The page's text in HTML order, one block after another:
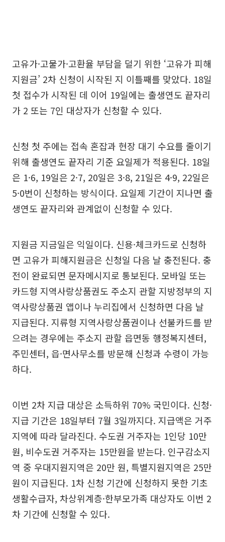
고유가·고물가·고환율 부담을 덜기 위한 ‘고유가 피해
지원금’ 2차 신청이 시작된 지 이틀째를 맞았다. 18일
첫 접수가 시작된 데 이어 19일에는 출생연도 끝자리
가 2 또는 7인 대상자가 신청할 수 있다.
신청 첫 주에는 접속 혼잡과 현장 대기 수요를 줄이기
위해 출생연도 끝자리 기준 요일제가 적용된다. 18일
은 1·6, 19일은 2·7, 20일은 3·8, 21일은 4·9, 22일은
5·0번이 신청하는 방식이다. 요일제 기간이 지나면 출
생연도 끝자리와 관계없이 신청할 수 있다.
지원금 지금일은 익일이다. 신용·체크카드로 신청하
면 고유가 피해지원금은 신청일 다음 날 충전된다. 충
전이 완료되면 문자메시지로 통보된다. 모바일 또는
카드형 지역사랑상품권도 주소지 관할 지방정부의 지
역사랑상품권 앱이나 누리집에서 신청하면 다음 날
지급된다. 지류형 지역사랑상품권이나 선불카드를 받
으려는 경우에는 주소지 관할 읍면동 행정복지센터,
주민센터, 읍·면사무소를 방문해 신청과 수령이 가능
하다.
이번 2차 지급 대상은 소득하위 70% 국민이다. 신청·
지급 기간은 18일부터 7월 3일까지다. 지급액은 거주
지역에 따라 달라진다. 수도권 거주자는 1인당 10만
원, 비수도권 거주자는 15만원을 받는다. 인구감소지
역 중 우대지원지역은 20만 원, 특별지원지역은 25만
원이 지급된다. 1차 신청 기간에 신청하지 못한 기초
생활수급자, 차상위계층·한부모가족 대상자도 이번 2
차 기간에 신청할 수 있다.